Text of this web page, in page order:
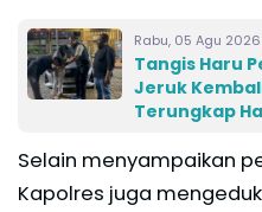
Rabu, 05 Agu
Tangis Haru
Jeruk
Terungkap
Selain menyampaikan
Kapolres juga